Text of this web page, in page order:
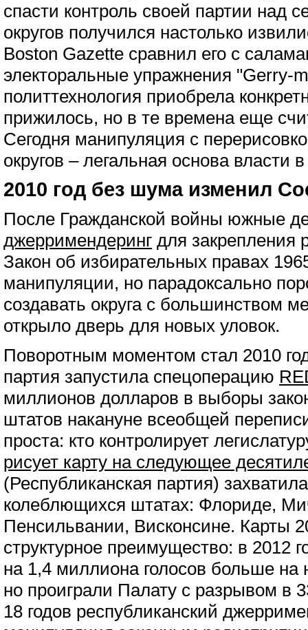
спасти контроль своей партии над
округов получился настолько
Boston Gazette сравнил его с
электоральные упражнения "Gerry-
политтехнология приобрела
прижилось, но в те времена еще
Сегодня манипуляция с
округов – легальная основа власти
2010 год без шума изменил
После Гражданской войны южные
джерримендеринг для закрепления
Закон об избирательных правах
манипуляции, но парадоксально
создавать округа с большинством
открыло дверь для новых уловок.
Поворотным моментом стал 2010
партия запустила спецоперацию
миллионов долларов в выборы
штатов накануне всеобщей
проста: кто контролирует
рисует карту на следующее
(Республиканская партия)
колеблющихся штатах: Флориде,
Пенсильвании, Висконсине. Карты
структурное преимущество: в 2012
на 1,4 миллиона голосов больше на
но проиграли Палату с разрывом в
18 годов республиканский